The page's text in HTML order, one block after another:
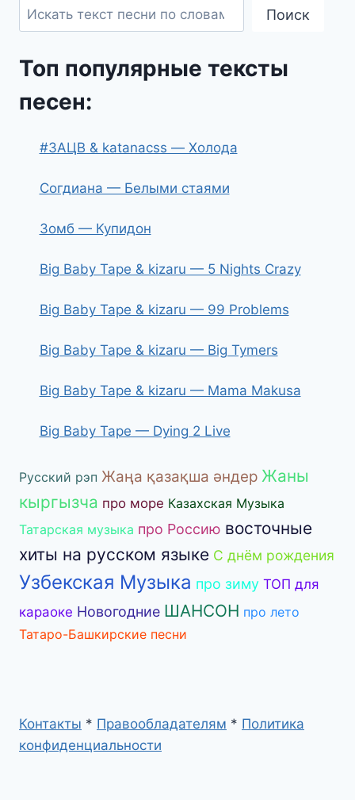
Поиск
Топ популярные тексты
песен:
#ЗАЦВ & katanacss — Холода
Согдиана — Белыми стаями
Зомб — Купидон
Big Baby Tape & kizaru — 5 Nights Crazy
Big Baby Tape & kizaru — 99 Problems
Big Baby Tape & kizaru — Big Tymers
Big Baby Tape & kizaru — Mama Makusa
Big Baby Tape — Dying 2 Live
Русский рэп Жаңа қазақша әндер Жаны
кыргызча про море Казахская Музыка
Татарская музыка про Россию восточные
хиты на русском языке С днём рождения
Узбекская Музыка про зиму ТОП для
караоке Новогодние ШАНСОН про лето
Татаро-Башкирские песни
Контакты * Правообладателям * Политика
конфиденциальности